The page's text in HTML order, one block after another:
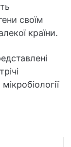
своїм
країни.